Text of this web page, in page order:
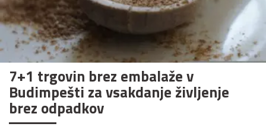
7+1 trgovin brez embalaže v
Budimpešti za vsakdanje življenje
brez odpadkov